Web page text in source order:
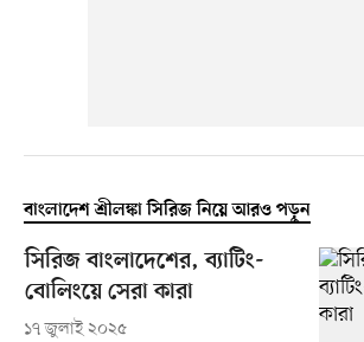
বাংলাদেশ শ্রীলঙ্কা সিরিজ নিয়ে আরও পড়ুন
সিরিজ বাংলাদেশের, ব্যাটিং-
বোলিংয়ে সেরা কারা
১৭ জুলাই ২০২৫